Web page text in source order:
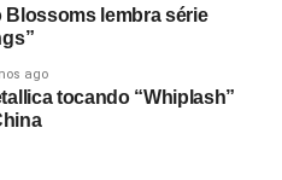
Blossoms lembra série
ago
tocando “Whiplash”